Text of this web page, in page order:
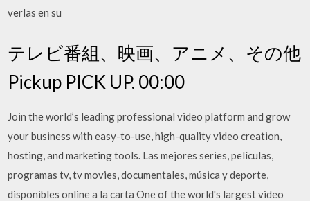
verlas en su
テレビ番組、映画、アニメ、その他
Pickup PICK UP. 00:00
Join the world’s leading professional video platform and grow
your business with easy-to-use, high-quality video creation,
hosting, and marketing tools. Las mejores series, películas,
programas tv, tv movies, documentales, música y deporte,
disponibles online a la carta One of the world's largest video